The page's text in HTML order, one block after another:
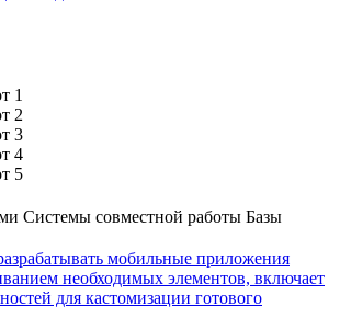
Системы совместной работы Базы
мобильные приложения
необходимых элементов, включает
для кастомизации готового